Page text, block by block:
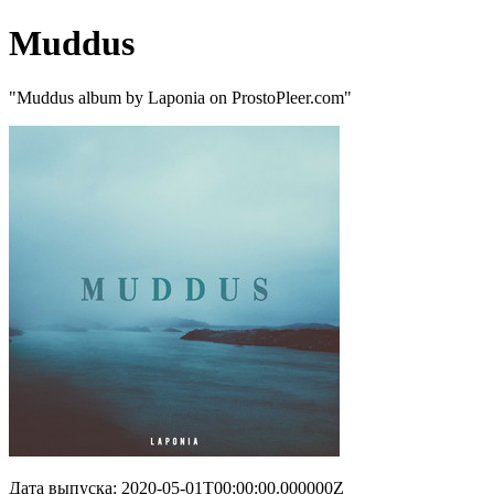
Muddus
"Muddus album by Laponia on ProstoPleer.com"
Дата выпуска: 2020-05-01T00:00:00.000000Z